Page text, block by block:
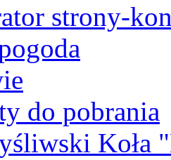
strony-
do pobrania
Koła